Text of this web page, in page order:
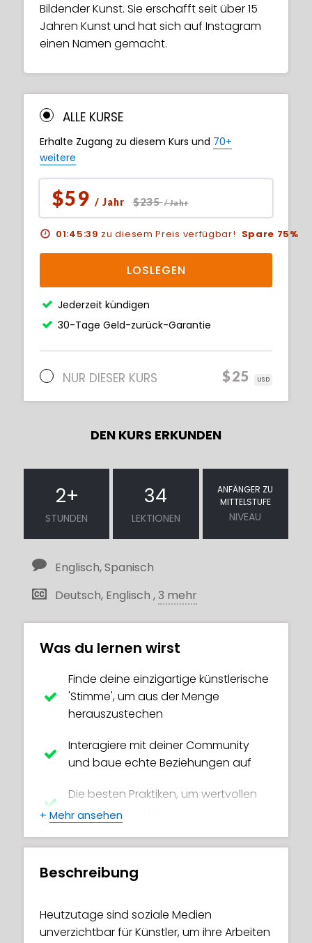
Bildender Kunst. Sie erschafft seit über 15
Jahren Kunst und hat sich auf Instagram
einen Namen gemacht.
ALLE KURSE
Erhalte Zugang zu diesem Kurs und 70+
weitere
$59 / Jahr $235/ Jahr
01:45:38 zu diesem Preis verfügbar! Spare 75%
LOSLEGEN
Jederzeit kündigen
30-Tage Geld-zurück-Garantie
NUR DIESER KURS $25 USD
DEN KURS ERKUNDEN
2+
STUNDEN
34
LEKTIONEN
ANFÄNGER ZU
MITTELSTUFE
NIVEAU
Englisch, Spanisch
Deutsch, Englisch ,3 mehr
Was du lernen wirst
Finde deine einzigartige künstlerische
'Stimme', um aus der Menge
herauszustechen
Interagiere mit deiner Community
und baue echte Beziehungen auf
Die besten Praktiken, um wertvollen
Inhalt zu erstellen
deines Accounts und deiner Marke
+ Mehr ansehen
Beschreibung
Heutzutage sind soziale Medien
unverzichtbar für Künstler, um ihre Arbeiten